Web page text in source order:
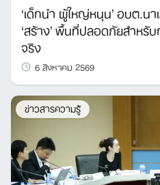
‘เด็กนำ ผู้ใหญ่หนุน’ อบต.นา
‘สร้าง’ พื้นที่ปลอดภัยสำหรับ
จริง
6 สิงหาคม 2569
ข่าวสารความรู้